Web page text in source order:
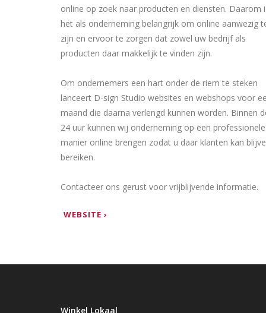
online op zoek naar producten en diensten. Daarom
het als onderneming belangrijk om online aanwezig
zijn en ervoor te zorgen dat zowel uw bedrijf als
producten daar makkelijk te vinden zijn.
Om ondernemers een hart onder de riem te steken
lanceert D-sign Studio websites en webshops voor
maand die daarna verlengd kunnen worden. Binnen
24 uur kunnen wij onderneming op een professionele
manier online brengen zodat u daar klanten kan
bereiken.
Contacteer ons gerust voor vrijblijvende informatie.
WEBSITE ›
Winkel Lokaal